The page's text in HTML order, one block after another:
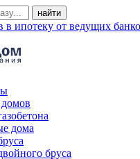
в ипотеку от ведущих
дома
бруса